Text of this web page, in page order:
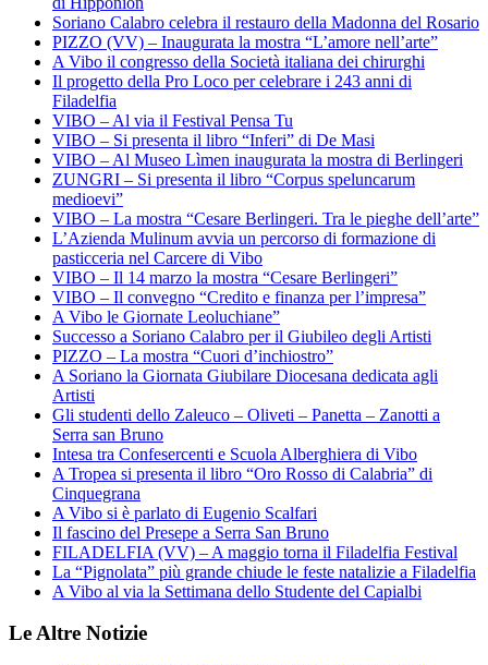
Soriano Calabro celebra il restauro della Madonna del Rosario
PIZZO (VV) – Inaugurata la mostra “L’amore nell’arte”
A Vibo il congresso della Società italiana dei chirurghi
Il progetto della Pro Loco per celebrare i 243 anni di
Filadelfia
VIBO – Al via il Festival Pensa Tu
VIBO – Si presenta il libro “Inferi” di De Masi
VIBO – Al Museo Lìmen inaugurata la mostra di Berlingeri
ZUNGRI – Si presenta il libro “Corpus speluncarum
medioevi”
VIBO – La mostra “Cesare Berlingeri. Tra le pieghe dell’arte”
L’Azienda Mulinum avvia un percorso di formazione di
pasticceria nel Carcere di Vibo
VIBO – Il 14 marzo la mostra “Cesare Berlingeri”
VIBO – Il convegno “Credito e finanza per l’impresa”
A Vibo le Giornate Leoluchiane”
Successo a Soriano Calabro per il Giubileo degli Artisti
PIZZO – La mostra “Cuori d’inchiostro”
A Soriano la Giornata Giubilare Diocesana dedicata agli
Artisti
Gli studenti dello Zaleuco – Oliveti – Panetta – Zanotti a
Serra san Bruno
Intesa tra Confesercenti e Scuola Alberghiera di Vibo
A Tropea si presenta il libro “Oro Rosso di Calabria” di
Cinquegrana
A Vibo si è parlato di Eugenio Scalfari
Il fascino del Presepe a Serra San Bruno
FILADELFIA (VV) – A maggio torna il Filadelfia Festival
La “Pignolata” più grande chiude le feste natalizie a Filadelfia
A Vibo al via la Settimana dello Studente del Capialbi
Le Altre Notizie